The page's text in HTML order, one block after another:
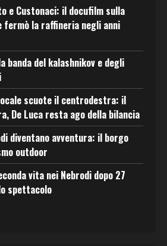
e Custonaci: il docufilm sulla
fermò la raffineria negli anni
banda del kalashnikov e degli
scuote il centrodestra: il
De Luca resta ago della bilancia
diventano avventura: il borgo
outdoor
vita nei Nebrodi dopo 27
spettacolo